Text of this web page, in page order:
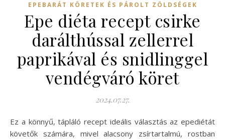
EPEBARÁT KÖRETEK ÉS PÁROLT ZÖLDSÉGEK
Epe diéta recept csirke
darálthússal zellerrel
paprikával és snidlinggel
vendégváró köret
2024.07.27.
Ez a könnyű, tápláló recept ideális választás az epediétát
követők számára, mivel alacsony zsírtartalmú, rostban